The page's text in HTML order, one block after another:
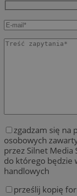
zgadzam się na
osobowych
przez Silnet Media
do którego będzie
handlowych
prześlij kopię